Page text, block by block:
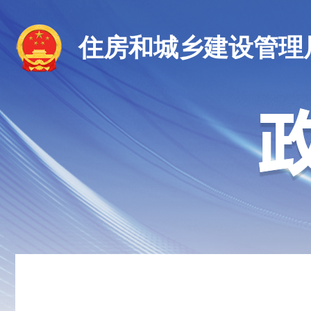
住房和城乡建设管理